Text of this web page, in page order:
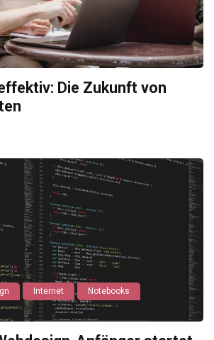
Die Zukunft von
Internet Notebooks